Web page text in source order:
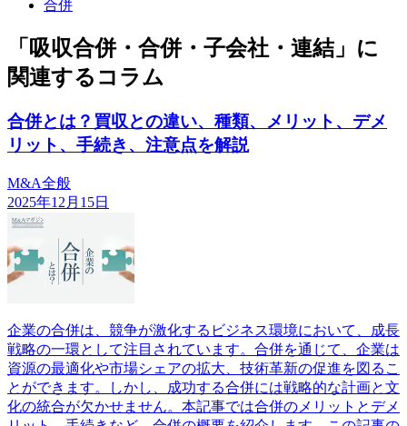
合併
「吸収合併・合併・子会社・連結」に
関連するコラム
合併とは？買収との違い、種類、メリット、デメ
リット、手続き、注意点を解説
M&A全般
2025年12月15日
企業の合併は、競争が激化するビジネス環境において、成長
戦略の一環として注目されています。合併を通じて、企業は
資源の最適化や市場シェアの拡大、技術革新の促進を図るこ
とができます。しかし、成功する合併には戦略的な計画と文
化の統合が欠かせません。本記事では合併のメリットとデメ